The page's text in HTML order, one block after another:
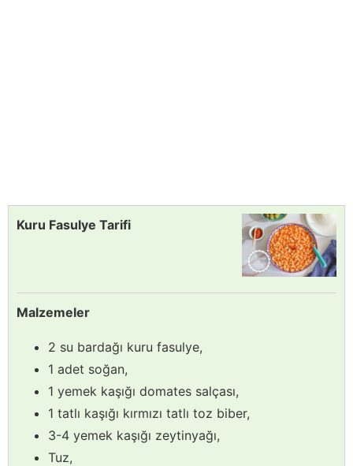
Kuru Fasulye Tarifi
Malzemeler
2 su bardağı kuru fasulye,
1 adet soğan,
1 yemek kaşığı domates salçası,
1 tatlı kaşığı kırmızı tatlı toz biber,
3-4 yemek kaşığı zeytinyağı,
Tuz,